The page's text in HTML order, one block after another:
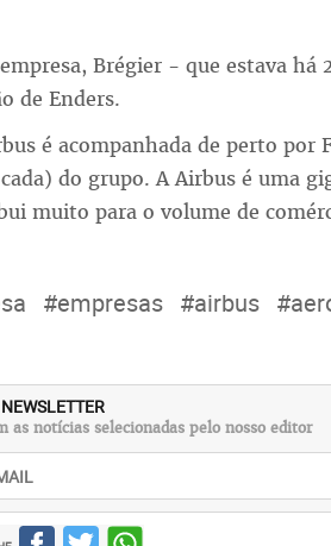
Brégier - que estava há
de Enders.
é acompanhada de perto por
do grupo. A Airbus é uma
muito para o volume de
#empresas #airbus
as notícias selecionadas pelo nosso editor